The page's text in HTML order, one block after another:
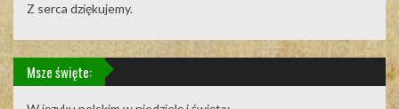
Z serca dziękujemy.
Msze święte: